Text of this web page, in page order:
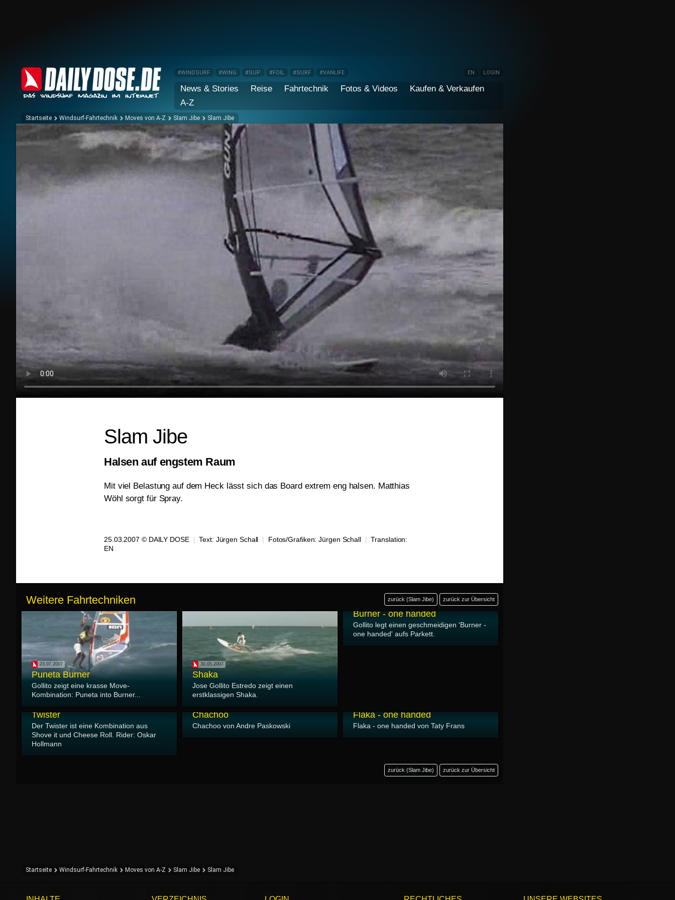
#WINDSURF #WING #SUP #FOIL #SURF #VANLIFE EN LOGIN
News & Stories Reise Fahrtechnik Fotos & Videos
Kaufen & Verkaufen
A-Z
Startseite Windsurf-Fahrtechnik Moves von A-Z Slam Jibe Slam Jibe
Slam Jibe
Halsen auf engstem Raum
Mit viel Belastung auf dem Heck lässt sich das Board extrem eng halsen. Matthias
Wöhl sorgt für Spray.
25.03.2007 © DAILY DOSE | Text: Jürgen Schall | Fotos/Grafiken:Jürgen Schall | Translation:
EN
Weitere Fahrtechniken zurück (Slam Jibe) zurück zur Übersicht
23.07.2007
Puneta Burner
Gollito zeigt eine krasse Move-
Kombination: Puneta into Burner...
30.05.2007
Shaka
Jose Gollito Estredo zeigt einen
erstklassigen Shaka.
19.05.2007
Burner - one handed
Gollito legt einen geschmeidigen 'Burner -
one handed' aufs Parkett.
Twister
Der Twister ist eine Kombination aus
Shove it und Cheese Roll. Rider: Oskar
Hollmann
Chachoo
Chachoo von Andre Paskowski
Flaka - one handed
Flaka - one handed von Taty Frans
zurück (Slam Jibe) zurück zur Übersicht
Startseite Windsurf-Fahrtechnik Moves von A-Z Slam Jibe Slam Jibe